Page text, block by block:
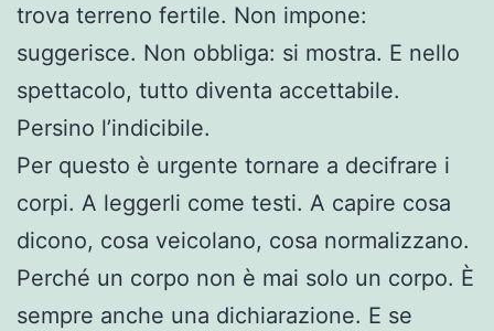
trova terreno fertile. Non impone:
suggerisce. Non obbliga: si mostra. E nello
spettacolo, tutto diventa accettabile.
Persino l’indicibile.
Per questo è urgente tornare a decifrare i
corpi. A leggerli come testi. A capire cosa
dicono, cosa veicolano, cosa normalizzano.
Perché un corpo non è mai solo un corpo. È
sempre anche una dichiarazione. E se